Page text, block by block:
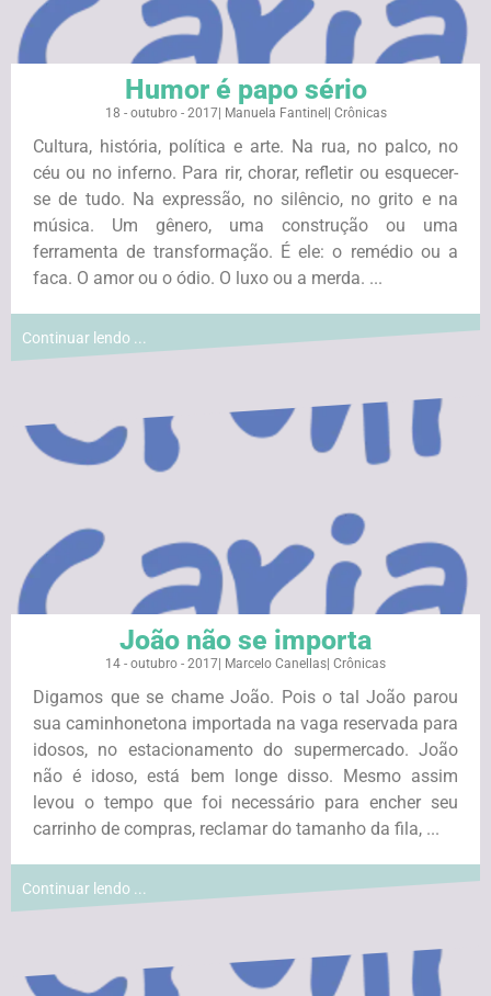
Humor é papo sério
18 - outubro - 2017| Manuela Fantinel Crônicas
Cultura, história, política e arte. Na rua, no palco, no
céu ou no inferno. Para rir, chorar, refletir ou esquecer-
se de tudo. Na expressão, no silêncio, no grito e na
música. Um gênero, uma construção ou uma
ferramenta de transformação. É ele: o remédio ou a
faca. O amor ou o ódio. O luxo ou a merda. ...
Continuar lendo ...
João não se importa
14 - outubro - 2017 Marcelo Canellas Crônicas
Digamos que se chame João. Pois o tal João parou
sua caminhonetona importada na vaga reservada para
idosos, no estacionamento do supermercado. João
não é idoso, está bem longe disso. Mesmo assim
levou o tempo que foi necessário para encher seu
carrinho de compras, reclamar do tamanho da fila, ...
Continuar lendo ...